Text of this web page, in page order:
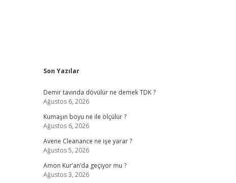
Sidebar
Son Yazılar
Demir tavında dövülür ne demek TDK ?
Ağustos 6, 2026
Kumaşın boyu ne ile ölçülür ?
Ağustos 6, 2026
Avene Cleanance ne işe yarar ?
Ağustos 5, 2026
Amon Kur’an’da geçiyor mu ?
Ağustos 3, 2026
Betexper giriş adresi